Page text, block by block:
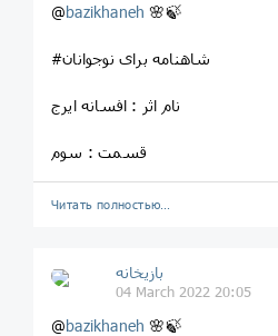
@bazikhaneh 🌸🍃
#شاهنامه برای نوجوانان
نام اثر : افسانه ایرج
قسمت : سوم
Читать полностью…
بازیخانه
04 March 2022 20:05
@bazikhaneh 🌸🍃